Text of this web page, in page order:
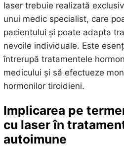
laser trebuie realizată
unui medic specialist, care
pacientului și poate adapta
nevoile individuale. Este
întrerupă tratamentele
medicului și să efectueze
hormonilor tiroidieni.
Implicarea pe
cu laser în
autoimune